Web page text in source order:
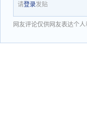
请登录发贴
网友评论仅供网友表达个